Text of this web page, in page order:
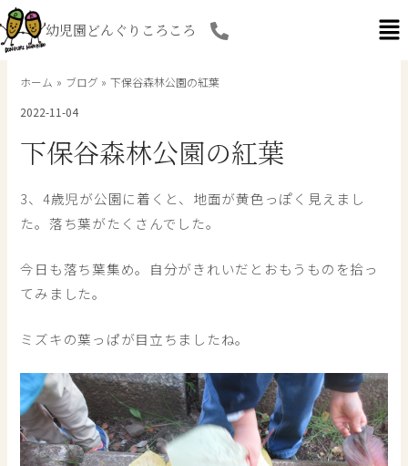
内
容
を
幼児園どんぐりころころ
ホーム ブログ
下保谷森林公園の紅葉
2022-11-04
下保谷森林公園の紅葉
3、4歳児が公園に着くと、地面が黄色っぽく見えまし
た。落ち葉がたくさんでした。
今日も落ち葉集め。自分がきれいだとおもうものを拾っ
てみました。
ミズキの葉っぱが目立ちましたね。